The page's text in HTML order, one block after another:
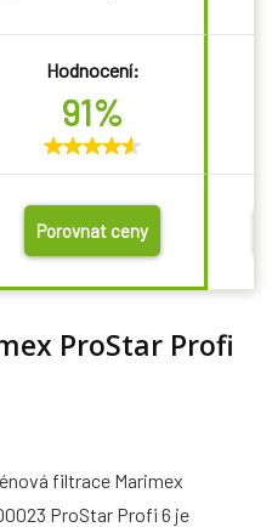
Hodnocení:
91%
Porovnat ceny
ProStar Profi
filtrace Marimex
ProStar Profi 6 je